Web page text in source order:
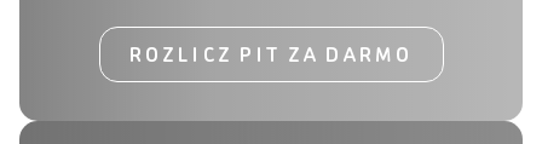
ROZLICZ PIT ZA DARMO